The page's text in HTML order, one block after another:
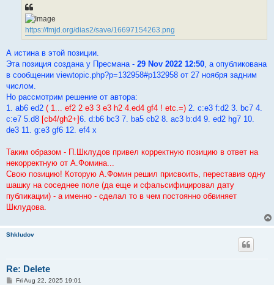
https://fmjd.org/dias2/save/16697154263.png
А истина в этой позиции.
Эта позиция создана у Пресмана - 29 Nov 2022 12:50 , а опубликована
в сообщении viewtopic.php?p=132958#p132958 от 27 ноября задним
числом.
Но рассмотрим решение от автора:
1. ab6 ed2 ( 1... ef2 2 e3 3 e3 h2 4.ed4 gf4 ! etc.=) 2. c:e3 f:d2 3. bc7 4.
c:e7 5.d8 [cb4/gh2+]6. d:b6 bc3 7. ba5 cb2 8. ac3 b:d4 9. ed2 hg7 10.
de3 11. g:e3 gf6 12. ef4 x
Таким образом - П.Шклудов привел корректную позицию в ответ на
некорректную от А.Фомина...
Свою позицию! Которую А.Фомин решил присвоить, переставив одну
шашку на соседнее поле (да еще и сфальсифицировал дату
публикации) - а именно - сделал то в чем постоянно обвиняет
Шклудова.
Shkludov
Re: Delete
PFri Aug 22, 2025 19:01